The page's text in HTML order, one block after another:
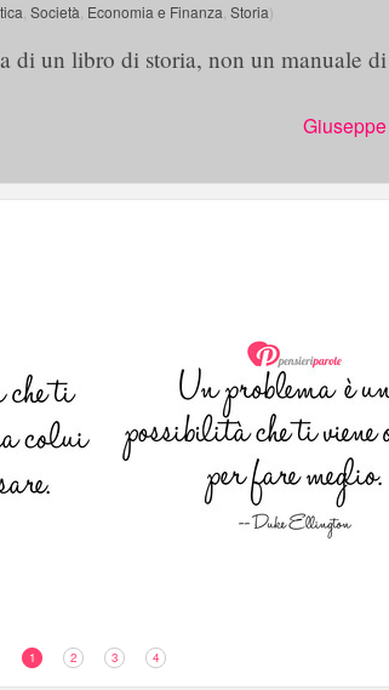
Società Economia e Finanza Storia)
di un libro di storia, non un manuale di
1 2 3 4